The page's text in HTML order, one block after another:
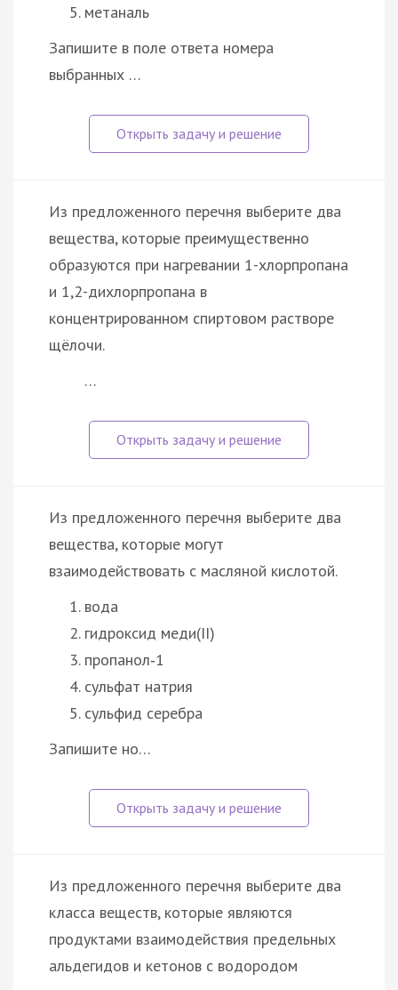
метаналь
Запишите в поле ответа номера
выбранных …
Из предложенного перечня выберите два
вещества, которые преимущественно
образуются при нагревании 1-хлорпропана
и 1,2-дихлорпропана в
концентрированном спиртовом растворе
щёлочи.
…
Из предложенного перечня выберите два
вещества, которые могут
взаимодействовать с масляной кислотой.
вода
гидроксид меди(II)
пропанол‑1
сульфат натрия
сульфид серебра
Запишите но…
Из предложенного перечня выберите два
класса веществ, которые являются
продуктами взаимодействия предельных
альдегидов и кетонов с водородом